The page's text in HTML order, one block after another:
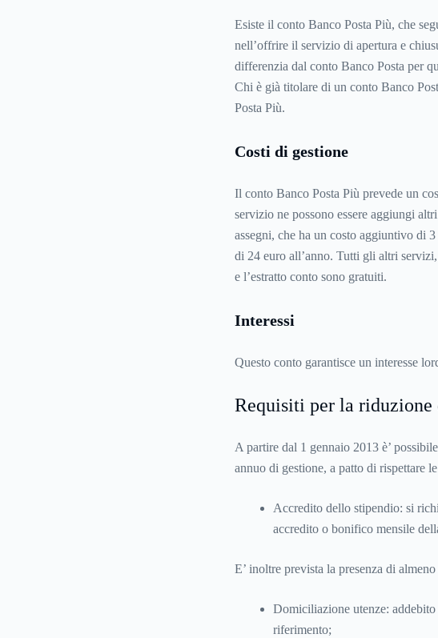
Esiste il conto Banco Posta Più, che
nell’offrire il servizio di apertura e
differenzia dal conto Banco Posta per
Chi è già titolare di un conto Banco
Posta Più.
Costi di gestione
Il conto Banco Posta Più prevede un
servizio ne possono essere aggiungi
assegni, che ha un costo aggiuntivo di
di 24 euro all’anno. Tutti gli altri
e l’estratto conto sono gratuiti.
Interessi
Questo conto garantisce un interesse
Requisiti per la riduzione
A partire dal 1 gennaio 2013 è’
annuo di gestione, a patto di rispettare
Accredito dello stipendio: si
accredito o bonifico mensile
E’ inoltre prevista la presenza di
Domiciliazione utenze:
riferimento;